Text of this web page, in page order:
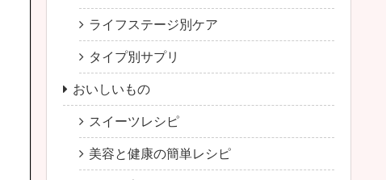
ライフステージ別ケア
タイプ別サプリ
おいしいもの
スイーツレシピ
美容と健康の簡単レシピ